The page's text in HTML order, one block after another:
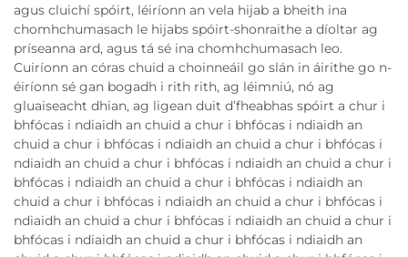
agus cluichí spóirt, léiríonn an vela hijab a bheith ina
chomhchumasach le hijabs spóirt-shonraithe a díoltar ag
príseanna ard, agus tá sé ina chomhchumasach leo.
Cuiríonn an córas chuid a choinneáil go slán in áirithe go n-
éiríonn sé gan bogadh i rith rith, ag léimniú, nó ag
gluaiseacht dhian, ag ligean duit d’fheabhas spóirt a chur i
bhfócas i ndiaidh an chuid a chur i bhfócas i ndiaidh an
chuid a chur i bhfócas i ndiaidh an chuid a chur i bhfócas i
ndiaidh an chuid a chur i bhfócas i ndiaidh an chuid a chur i
bhfócas i ndiaidh an chuid a chur i bhfócas i ndiaidh an
chuid a chur i bhfócas i ndiaidh an chuid a chur i bhfócas i
ndiaidh an chuid a chur i bhfócas i ndiaidh an chuid a chur i
bhfócas i ndiaidh an chuid a chur i bhfócas i ndiaidh an